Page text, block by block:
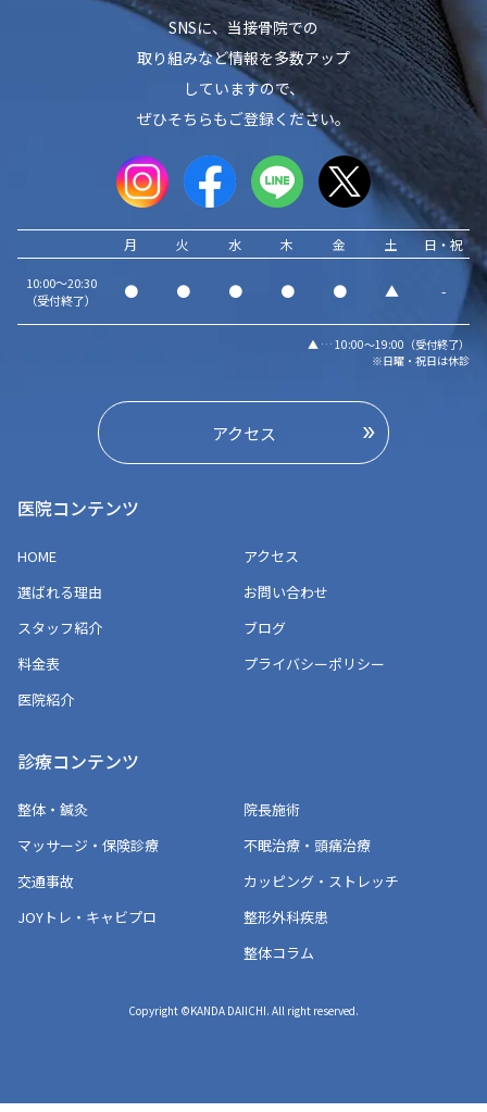
SNSに、当接骨院での
取り組みなど情報を多数アップ
していますので、
ぜひそちらもご登録ください。
月 火 水 木 金 土 日・祝
10:00～20:30
（受付終了）
● ● ● ● ● ▲ -
▲ … 10:00～19:00（受付終了）
※日曜・祝日は休診
アクセス
医院コンテンツ
HOME
選ばれる理由
スタッフ紹介
料金表
医院紹介
アクセス
お問い合わせ
ブログ
プライバシーポリシー
診療コンテンツ
整体・鍼灸
マッサージ・保険診療
交通事故
JOYトレ・キャビプロ
院長施術
不眠治療・頭痛治療
カッピング・ストレッチ
整形外科疾患
整体コラム
Copyright ©KANDA DAIICHI. All right reserved.